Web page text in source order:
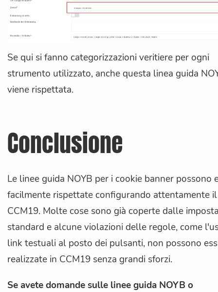
Se qui si fanno categorizzazioni veritiere per ogni
strumento utilizzato, anche questa linea guida
viene rispettata.
Conclusione
Le linee guida NOYB per i cookie banner possono
facilmente rispettate configurando attentamente il
CCM19. Molte cose sono già coperte dalle
standard e alcune violazioni delle regole, come
link testuali al posto dei pulsanti, non possono
realizzate in CCM19 senza grandi sforzi.
Se avete domande sulle linee guida NOYB o